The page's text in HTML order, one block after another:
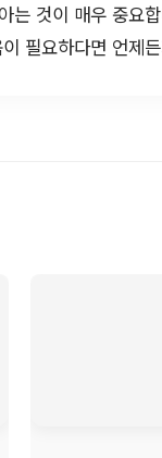
것이 매우 중요
필요하다면 언제